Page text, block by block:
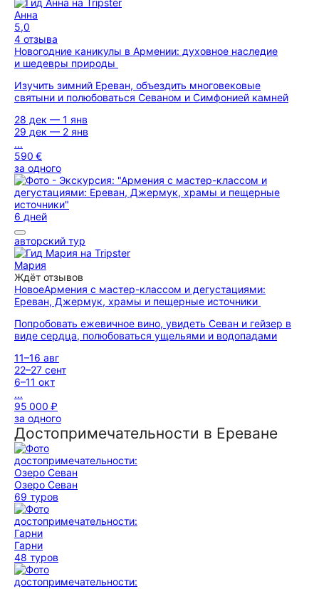
Анна
5,0
4 отзыва
Новогодние каникулы в Армении: духовное наследие
и шедевры природы
Изучить зимний Ереван, объездить многовековые
святыни и полюбоваться Севаном и Симфонией камней
28 дек — 1 янв
29 дек — 2 янв
...
590 €
за одного
6 дней
авторский тур
Мария
Ждёт отзывов
НовоеАрмения с мастер-классом и дегустациями:
Ереван, Джермук, храмы и пещерные источники
Попробовать ежевичное вино, увидеть Севан и гейзер в
виде сердца, полюбоваться ущельями и водопадами
11–16 авг
22–27 сент
6–11 окт
...
95 000 ₽
за одного
Достопримечательности в Ереване
Озеро Севан
69 туров
Гарни
48 туров